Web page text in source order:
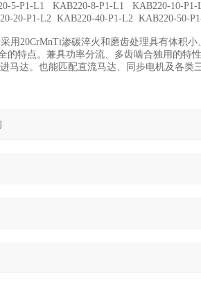
P1-L1 KAB220-8-P1-L1 KAB220-10-P1-
P1-L2 KAB220-40-P1-L2 KAB220-50-
用20CrMnTi渗碳淬火和磨齿处理具有体积
特点。兼具功率分流、多齿啮合独用的特
马达。也能匹配直流马达、同步电机及各类